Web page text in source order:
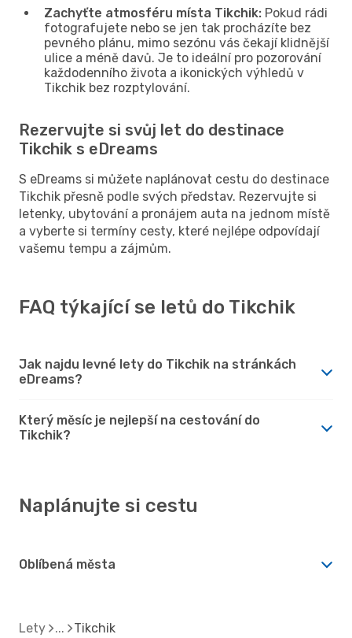
Zachyťte atmosféru místa Tikchik: Pokud rádi
fotografujete nebo se jen tak procházíte bez
pevného plánu, mimo sezónu vás čekají klidnější
ulice a méně davů. Je to ideální pro pozorování
každodenního života a ikonických výhledů v
Tikchik bez rozptylování.
Rezervujte si svůj let do destinace
Tikchik s eDreams
S eDreams si můžete naplánovat cestu do destinace
Tikchik přesně podle svých představ. Rezervujte si
letenky, ubytování a pronájem auta na jednom místě
a vyberte si termíny cesty, které nejlépe odpovídají
vašemu tempu a zájmům.
FAQ týkající se letů do Tikchik
Jak najdu levné lety do Tikchik na stránkách
eDreams?
Který měsíc je nejlepší na cestování do
Tikchik?
Naplánujte si cestu
Oblíbená města
Lety Tikchik